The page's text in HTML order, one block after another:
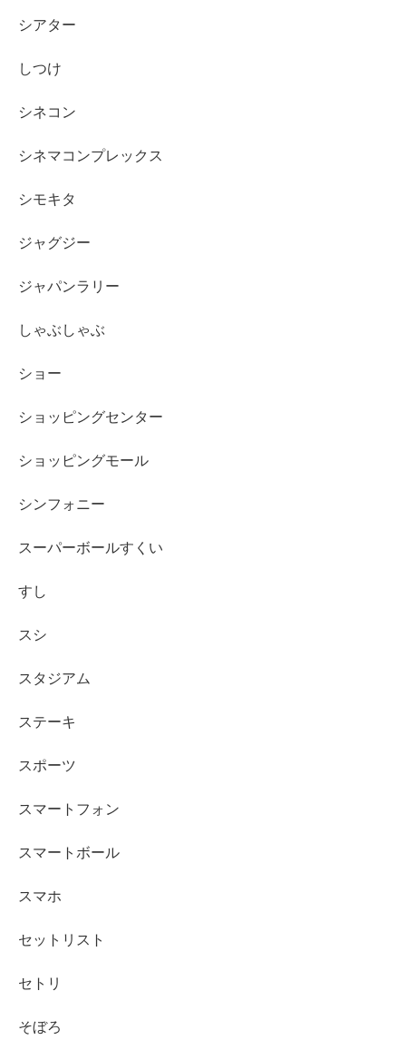
シアター
しつけ
シネコン
シネマコンプレックス
シモキタ
ジャグジー
ジャパンラリー
しゃぶしゃぶ
ショー
ショッピングセンター
ショッピングモール
シンフォニー
スーパーボールすくい
すし
スシ
スタジアム
ステーキ
スポーツ
スマートフォン
スマートボール
スマホ
セットリスト
セトリ
そぼろ